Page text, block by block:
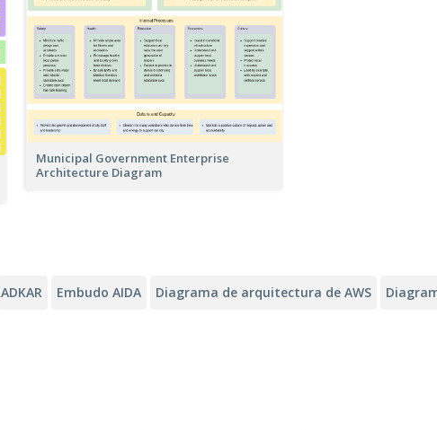
Municipal Government Enterprise
Architecture Diagram
ADKAR Embudo AIDA Diagrama de arquitectura de AWS